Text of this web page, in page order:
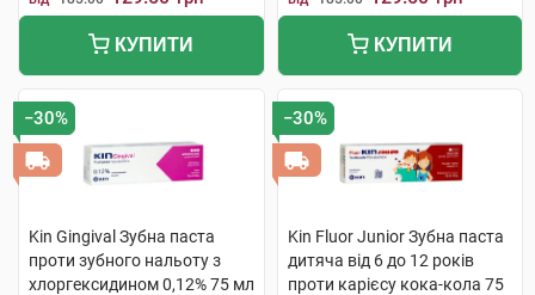
КУПИТИ КУПИТИ
−30%
Kin Gingival Зубна паста
проти зубного нальоту з
хлоргексидином 0,12% 75 мл
−30%
Kin Fluor Junior Зубна паста
дитяча від 6 до 12 років
проти карієсу кока-кола 75